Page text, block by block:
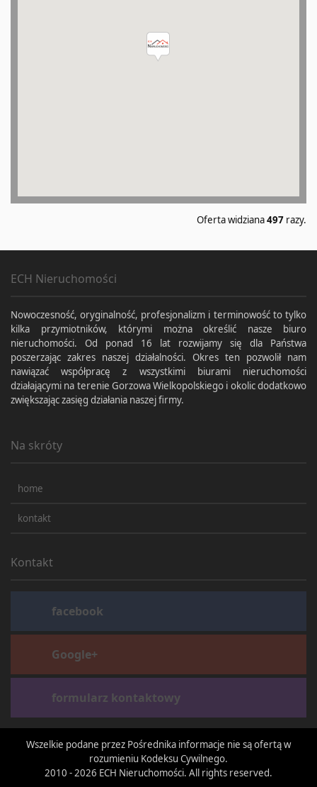
Oferta widziana497 razy.
ECH Nieruchomości
Nowoczesność, oryginalność, profesjonalizm i terminowość to tylko
kilka przymiotników, którymi można określić nasze biuro
nieruchomości. Od ponad 16 lat rozwijamy się dla Państwa
poszerzając zakres naszej działalności. Okres ten pozwolił nam
nawiązać współpracę z wszystkimi biurami nieruchomości
działającymi na terenie Gorzowa Wielkopolskiego i okolic dodatkowo
zwiększając zasięg działania naszej firmy.
Na skróty
home
kontakt
Kontakt
facebook
Google+
formularz kontaktowy
Wszelkie podane przez Pośrednika informacje nie są ofertą w
rozumieniu Kodeksu Cywilnego.
2010 - 2026 ECH Nieruchomości. All rights reserved.